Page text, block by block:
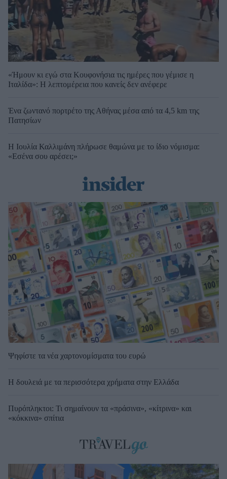
«Ήμουν κι εγώ στα Κουφονήσια τις ημέρες που γέμισε η
Ιταλίδα»: Η λεπτομέρεια που κανείς δεν ανέφερε
Ένα ζωντανό πορτρέτο της Αθήνας μέσα από τα 4,5 km της
Πατησίων
Η Ιουλία Καλλιμάνη πλήρωσε θαμώνα με το ίδιο νόμισμα:
«Εσένα σου αρέσει;»
Ψηφίστε τα νέα χαρτονομίσματα του ευρώ
Η δουλειά με τα περισσότερα χρήματα στην Ελλάδα
Πυρόπληκτοι: Τι σημαίνουν τα «πράσινα», «κίτρινα» και
«κόκκινα» σπίτια